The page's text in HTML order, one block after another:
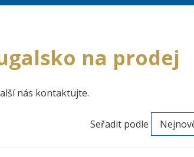
na prodej
nás kontaktujte.
Seřadit podle